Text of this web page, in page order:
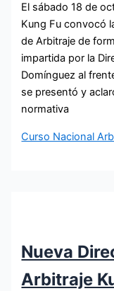
El sábado 18 de
Kung Fu convocó
de Arbitraje de
impartida por la
Domínguez al
se presentó y
normativa
Curso Nacional
Nueva
Arbitraje